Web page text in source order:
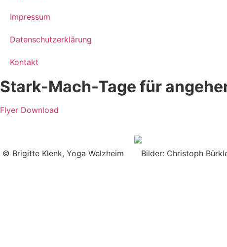
Impressum
Datenschutzerklärung
Kontakt
Stark-Mach-Tage für
Flyer Download
© Brigitte Klenk, Yoga Welzheim Bilder: Christoph